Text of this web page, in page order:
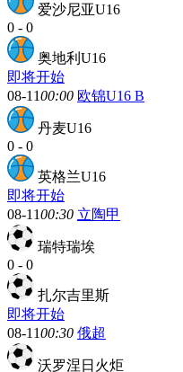
爱沙尼亚U16
0 - 0
奥地利U16
即将开始
08-1100:00 欧锦U16 B
丹麦U16
0 - 0
英格兰U16
即将开始
08-1100:30 立陶甲
瑞特瑞埃
0 - 0
扎尔吉里斯
即将开始
08-1100:30 俄超
沃罗涅日火炬